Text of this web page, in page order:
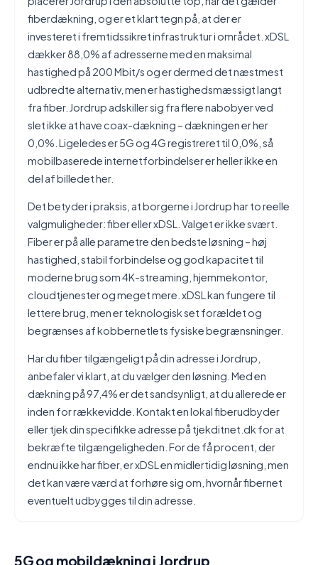
fiberdækning, og er et klart tegn på, at der er
investeret i fremtidssikret infrastruktur i området. xDSL
dækker 88,0% af adresserne med en maksimal
hastighed på 200 Mbit/s og er dermed det næstmest
udbredte alternativ, men er hastighedsmæssigt langt
fra fiber. Jordrup adskiller sig fra flere nabobyer ved
slet ikke at have coax-dækning – dækningen er her
0,0%. Ligeledes er 5G og 4G registreret til 0,0%, så
mobilbaserede internetforbindelser er heller ikke en
del af billedet her.
Det betyder i praksis, at borgerne i Jordrup har to reelle
valgmuligheder: fiber eller xDSL. Valget er ikke svært.
Fiber er på alle parametre den bedste løsning – høj
hastighed, stabil forbindelse og god kapacitet til
moderne brug som 4K-streaming, hjemmekontor,
cloudtjenester og meget mere. xDSL kan fungere til
lettere brug, men er teknologisk set forældet og
begrænses af kobbernetlets fysiske begrænsninger.
Har du fiber tilgængeligt på din adresse i Jordrup,
anbefaler vi klart, at du vælger den løsning. Med en
dækning på 97,4% er det sandsynligt, at du allerede er
inden for rækkevidde. Kontakt en lokal fiberudbyder
eller tjek din specifikke adresse på tjekditnet.dk for at
bekræfte tilgængeligheden. For de få procent, der
endnu ikke har fiber, er xDSL en midlertidig løsning, men
det kan være værd at forhøre sig om, hvornår fibernet
eventuelt udbygges til din adresse.
5G og mobildækning i Jordrup